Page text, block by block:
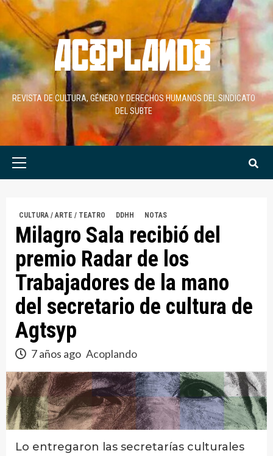
Skip
to
content
REVISTA DE CULTURA, GÉNERO Y DERECHOS HUMANOS DEL SINDICATO
DEL SUBTE
Primary
CULTURA / ARTE / TEATRO DDHH NOTAS
Milagro Sala recibió del
premio Radar de los
Trabajadores de la mano
del secretario de cultura de
Agtsyp
7 años ago Acoplando
Lo entregaron las secretarías culturales